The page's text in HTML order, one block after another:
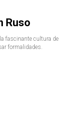
Ruso
fascinante cultura de
formalidades.